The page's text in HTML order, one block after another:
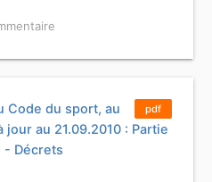
pdf
Code du sport, au
jour au 21.09.2010 : Partie
- Décrets